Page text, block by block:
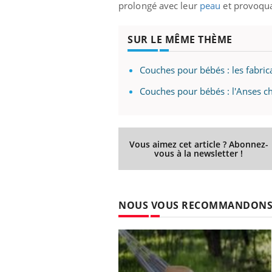
prolongé avec leur peau et
SUR LE MÊME THÈME
Couches pour bébés : les
Couches pour bébés : l'Anses
Vous aimez cet article ? Abonnez-
vous à la newsletter !
NOUS VOUS RECOMMANDONS
expliquer ma maladieYoutube
Il y a des sujets qui sont faciles à aborder...
...